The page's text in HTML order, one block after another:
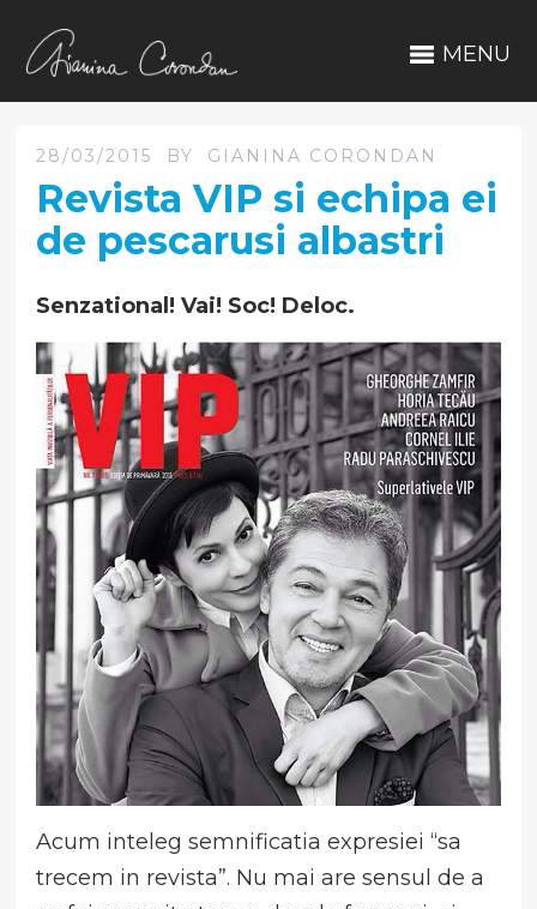
MENU
28/03/2015 BY GIANINA CORONDAN
Revista VIP si echipa ei
de pescarusi albastri
Senzational! Vai! Soc! Deloc.
Acum inteleg semnificatia expresiei “sa
trecem in revista”. Nu mai are sensul de a